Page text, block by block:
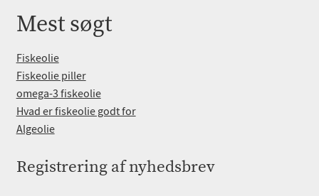
Mest søgt
Fiskeolie
Fiskeolie piller
omega-3 fiskeolie
Hvad er fiskeolie godt for
Algeolie
Registrering af nyhedsbrev